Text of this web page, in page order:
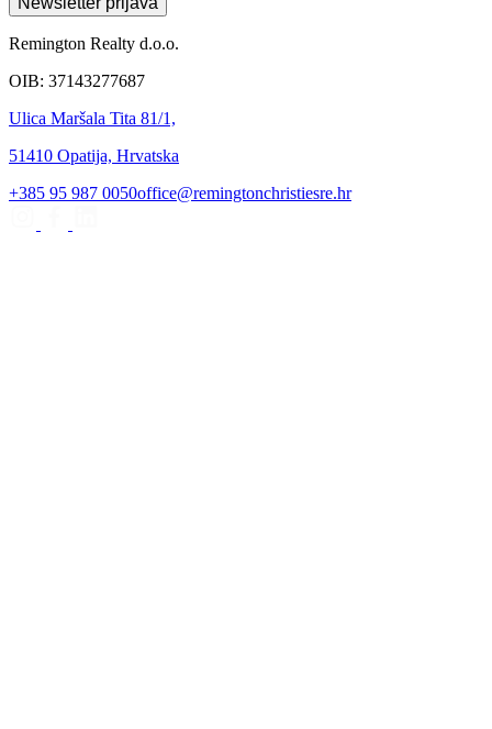
Remington Realty d.o.o.
OIB: 37143277687
Ulica Maršala Tita 81/1,
51410 Opatija, Hrvatska
+385 95 987 0050office@remingtonchristiesre.hr